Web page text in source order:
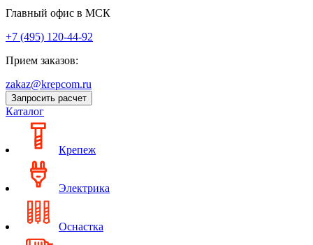
Главный офис в МСК
+7 (495) 120-44-92
Прием заказов:
zakaz@krepcom.ru
Запросить расчет
Каталог
Крепеж
Электрика
Оснастка